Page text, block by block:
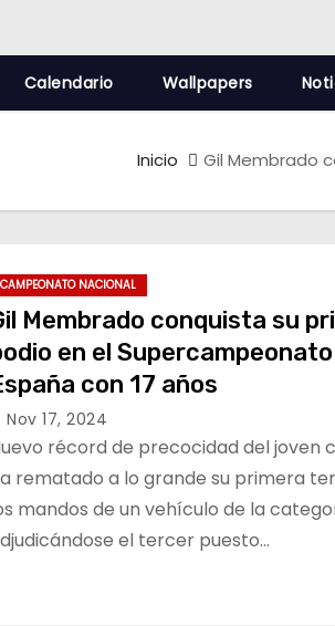
Calendario Wallpapers
Inicio Gil Membrado
CAMPEONATO NACIONAL
Membrado conquista su
en el
con 17 años
Nov 17, 2024
récord de precocidad del joven
rematado a lo grande su primera
mandos de un vehículo de la
el tercer puesto…